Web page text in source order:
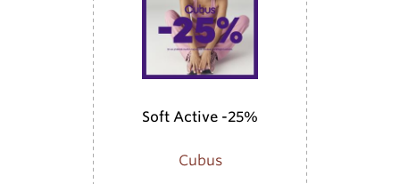
Soft Active -25%
Cubus